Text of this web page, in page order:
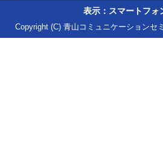
表示：スマートフォ
Copyright (C) 青山コミュニケーションセ